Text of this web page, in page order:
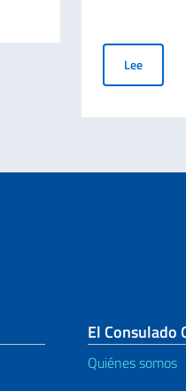
LeeCarte
El Consulado
Quiénes somos